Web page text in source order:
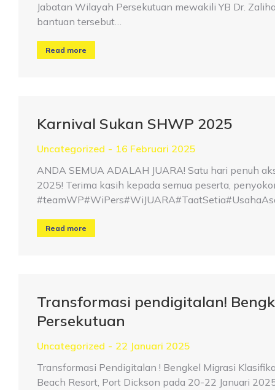
Jabatan Wilayah Persekutuan mewakili YB Dr.
bantuan tersebut…
Read more
Karnival Sukan SHWP 2025
Uncategorized
16 Februari 2025
ANDA SEMUA ADALAH JUARA! Satu hari penuh
2025! Terima kasih kepada semua peserta,
Read more
Transformasi pendigitalan!
Persekutuan
Uncategorized
22 Januari 2025
Transformasi Pendigitalan ! Bengkel Migrasi
Beach Resort, Port Dickson pada 20-22 Januari